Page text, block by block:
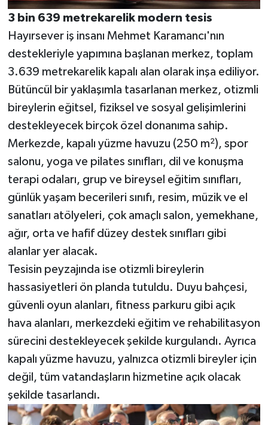
3 bin 639 metrekarelik modern tesis
Hayırsever iş insanı Mehmet Karamancı'nın
destekleriyle yapımına başlanan merkez, toplam
3.639 metrekarelik kapalı alan olarak inşa ediliyor.
Bütüncül bir yaklaşımla tasarlanan merkez, otizmli
bireylerin eğitsel, fiziksel ve sosyal gelişimlerini
destekleyecek birçok özel donanıma sahip.
Merkezde, kapalı yüzme havuzu (250 m²), spor
salonu, yoga ve pilates sınıfları, dil ve konuşma
terapi odaları, grup ve bireysel eğitim sınıfları,
günlük yaşam becerileri sınıfı, resim, müzik ve el
sanatları atölyeleri, çok amaçlı salon, yemekhane,
ağır, orta ve hafif düzey destek sınıfları gibi
alanlar yer alacak.
Tesisin peyzajında ise otizmli bireylerin
hassasiyetleri ön planda tutuldu. Duyu bahçesi,
güvenli oyun alanları, fitness parkuru gibi açık
hava alanları, merkezdeki eğitim ve rehabilitasyon
sürecini destekleyecek şekilde kurgulandı. Ayrıca
kapalı yüzme havuzu, yalnızca otizmli bireyler için
değil, tüm vatandaşların hizmetine açık olacak
şekilde tasarlandı.